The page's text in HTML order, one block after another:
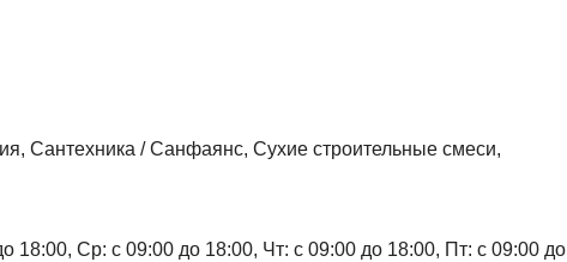
Сантехника / Санфаянс, Сухие строительные смеси,
18:00, Ср: с 09:00 до 18:00, Чт: с 09:00 до 18:00, Пт: с 09:00 до